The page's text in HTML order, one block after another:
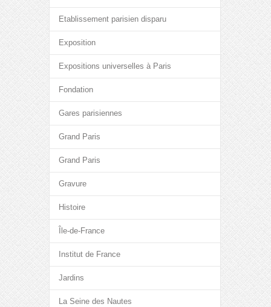
Etablissement parisien disparu
Exposition
Expositions universelles à Paris
Fondation
Gares parisiennes
Grand Paris
Grand Paris
Gravure
Histoire
Île-de-France
Institut de France
Jardins
La Seine des Nautes